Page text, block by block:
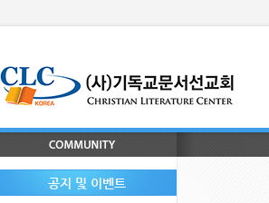
공지 및 이벤트